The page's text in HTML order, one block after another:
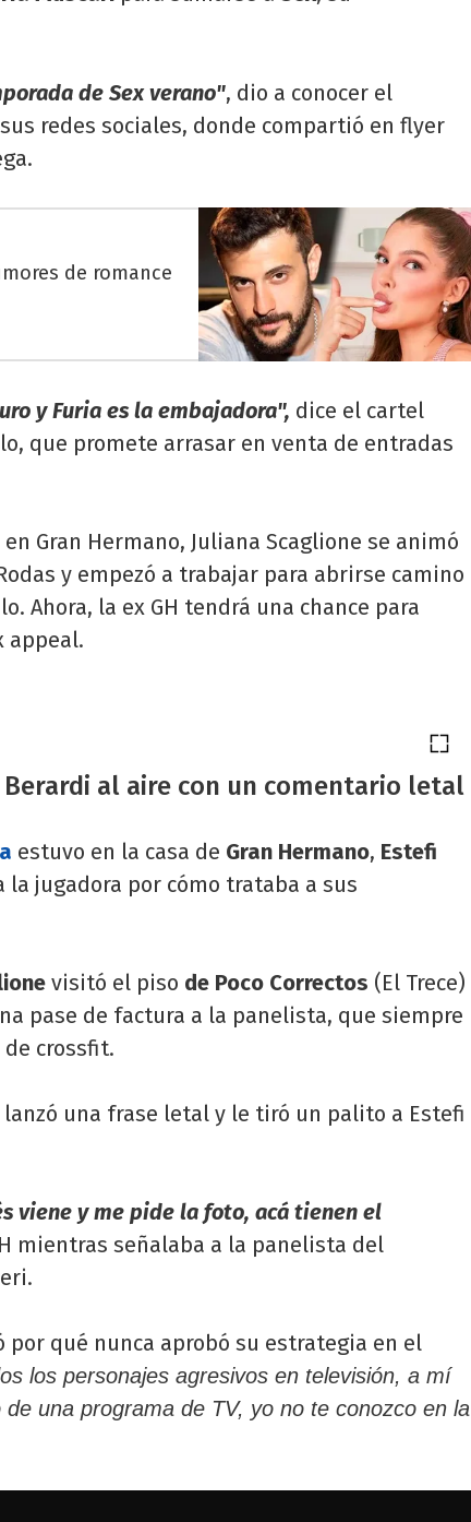
de Sex verano", dio a conocer el
redes sociales, donde compartió en flyer
de romance
y Furia es la embajadora", dice el cartel
que promete arrasar en venta de entradas
Gran Hermano, Juliana Scaglione se animó
y empezó a trabajar para abrirse camino
Ahora, la ex GH tendrá una chance para
appeal.
al aire con un comentario letal
estuvo en la casa de Gran Hermano, Estefi
jugadora por cómo trataba a sus
visitó el piso de Poco Correctos (El Trece)
pase de factura a la panelista, que siempre
crossfit.
lanzó una frase letal y le tiró un palito a Estefi
viene y me pide la foto, acá tienen el
mientras señalaba a la panelista del
por qué nunca aprobó su estrategia en el
los personajes agresivos en televisión, a mí
una programa de TV, yo no te conozco en la